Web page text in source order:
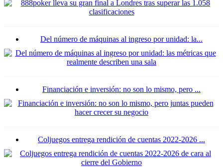
Del número de máquinas al ingreso por unidad: la...
Financiación e inversión: no son lo mismo, pero ...
Coljuegos entrega rendición de cuentas 2022-2026 ...